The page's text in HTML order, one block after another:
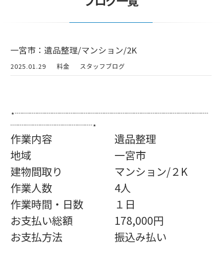
一宮市：遺品整理/マンション/2K
2025.01.29 料金 スタッフブログ
⋆┈┈┈┈┈┈┈┈┈┈┈┈┈┈┈┈┈┈┈┈┈┈┈┈┈┈
┈┈┈┈┈┈┈┈┈┈┈⋆
作業内容 遺品整理
地域 一宮市
建物間取り マンション/２K
作業人数 4人
作業時間・日数 １日
お支払い総額 178,000円
お支払方法 振込み払い